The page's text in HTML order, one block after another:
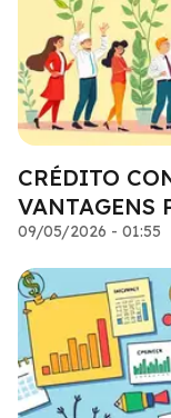
CRÉDITO
VANTAGENS
09/05/2026 - 01:55